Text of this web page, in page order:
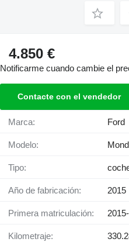
4.850 €
Notificarme cuando cambie el
Contacte con el vendedor
Marca: Ford
Modelo:
Tipo:
Año de fabricación: 2015
Primera matriculación:
Kilometraje: